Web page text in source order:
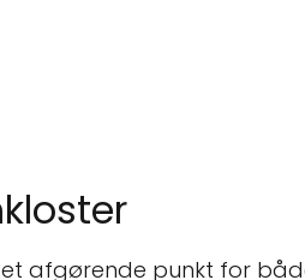
afgørende punkt for